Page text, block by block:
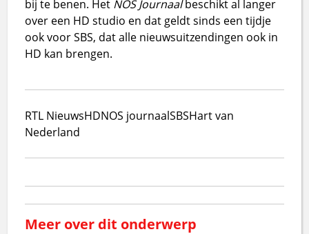
bij te benen. Het NOS Journaalbeschikt al langer
over een HD studio en dat geldt sinds een tijdje
ook voor SBS, dat alle nieuwsuitzendingen ook in
HD kan brengen.
RTL NieuwsHDNOS journaalSBSHart van
Nederland
Meer over dit onderwerp